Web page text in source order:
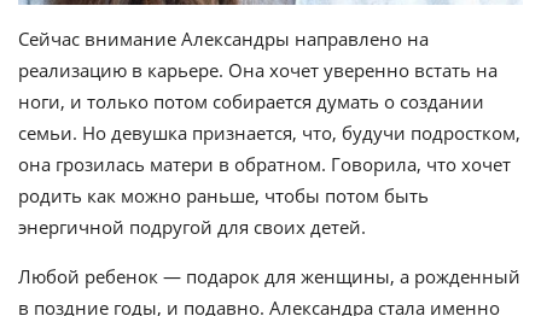
Сейчас внимание Александры направлено на
реализацию в карьере. Она хочет уверенно встать на
ноги, и только потом собирается думать о создании
семьи. Но девушка признается, что, будучи подростком,
она грозилась матери в обратном. Говорила, что хочет
родить как можно раньше, чтобы потом быть
энергичной подругой для своих детей.
Любой ребенок — подарок для женщины, а рожденный
в поздние годы, и подавно. Александра стала именно